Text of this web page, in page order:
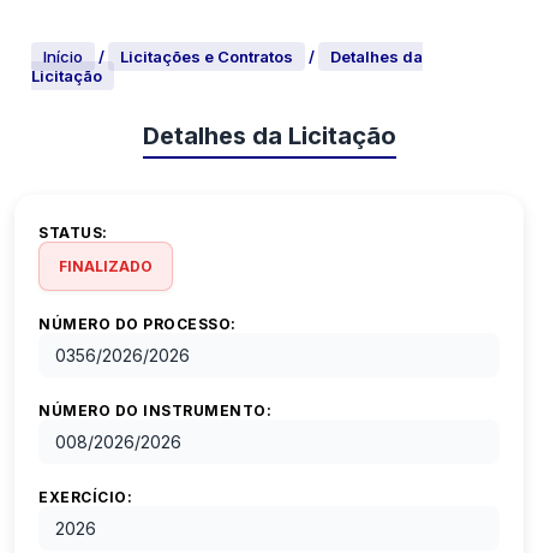
Início / Licitações e Contratos /
Detalhes da
Licitação
Detalhes da Licitação
STATUS:
FINALIZADO
NÚMERO DO PROCESSO:
0356/2026/2026
NÚMERO DO INSTRUMENTO:
008/2026/2026
EXERCÍCIO:
2026